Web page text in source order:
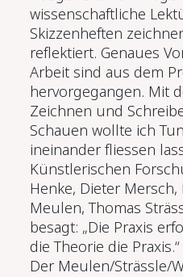
wissenschaftliche
Skizzenheften
reflektiert. Genaues
Arbeit sind aus dem
hervorgegangen. Mit
Zeichnen und
Schauen wollte ich
ineinander fliessen
Künstlerischen
Henke, Dieter Mersch,
Meulen, Thomas
besagt: „Die Praxis
die Theorie die
Der Meulen/Strässle/